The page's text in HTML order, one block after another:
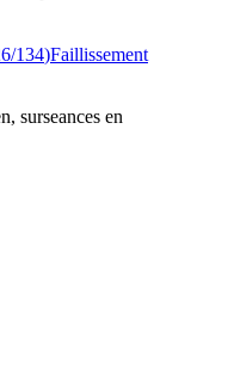
134)Faillissement
surseances en